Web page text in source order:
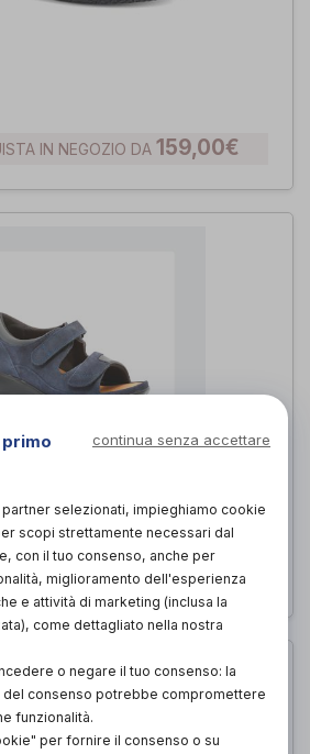
IN NEGOZIO DA 159,00€
IN NEGOZIO DA169,00€
continua senza accettare
selezionati, impieghiamo cookie
scopi strettamente necessari dal
con il tuo consenso, anche per
miglioramento dell'esperienza
e attività di marketing (inclusa la
come dettagliato nella nostra
o negare il tuo consenso: la
del consenso potrebbe compromettere
funzionalità.
per fornire il consenso o su